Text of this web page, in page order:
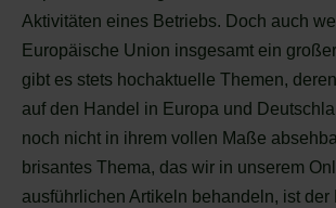
Aktivitäten eines Betriebs. Doch auch
Europäische Union insgesamt ein
gibt es stets hochaktuelle Themen,
auf den Handel in Europa und
noch nicht in ihrem vollen Maße
brisantes Thema, das wir in unserem
ausführlichen Artikeln behandeln, ist der